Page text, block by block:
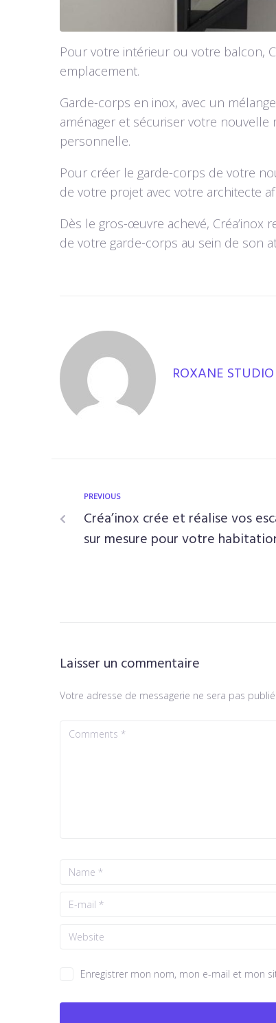
Pour votre intérieur ou votre balcon,
emplacement.
Garde-corps en inox, avec un
aménager et sécuriser votre
personnelle.
Pour créer le garde-corps de votre
de votre projet avec votre architecte
Dès le gros-œuvre achevé,
de votre garde-corps au sein de son
ROXANE STUDIO
PREVIOUS
Créa’inox crée et réalise vos
sur mesure pour votre
Laisser un commentaire
Votre adresse de messagerie ne sera pas
Enregistrer mon nom, mon e-mail et mon